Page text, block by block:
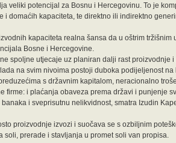
veliki potencijal za Bosnu i Hercegovinu. To je
domaćih kapaciteta, te direktno ili indirektno
kapaciteta realna šansa da u oštrim
Bosne i Hercegovine.
spoljne utjecaje uz planiran dalji rast proizvodnje
na svim nivoima postoji duboka podijeljenost
s državnim kapitalom, neracionalno
firme: i plaćanja obaveza prema državi i punjenje
i sveprisutnu nelikvidnost, smatra Izudin
proizvodnje izvozi i suočava se s ozbiljnim
prerade i stavljanja u promet soli van propisa.